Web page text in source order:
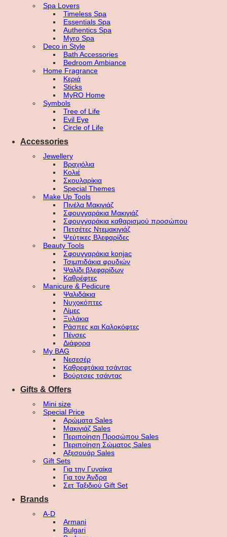
Spa Lovers
Timeless Spa
Essentials Spa
Authentics Spa
Myro Spa
Deco in Style
Bath Accessories
Bedroom Ambiance
Home Fragrance
Κεριά
Sticks
MyRO Home
Symbols
Tree of Life
Evil Eye
Circle of Life
Accessories
Jewellery
Βραχιόλια
Κολιέ
Σκουλαρίκια
Special Themes
Make Up Tools
Πινέλα Μακιγιάζ
Σφουγγαράκια Μακιγιάζ
Σφουγγαράκια καθαρισμού προσώπου
Πετσέτες Ντεμακιγιάζ
Ψεύτικες Βλεφαρίδες
Beauty Tools
Σφουγγαράκια konjac
Τσιμπιδάκια φρυδιών
Ψαλίδι βλεφαρίδων
Καθρέφτες
Manicure & Pedicure
Ψαλιδάκια
Νυχοκόπτες
Λίμες
Ξυλάκια
Ράσπες και Καλοκόφτες
Πένσες
Διάφορα
My BAG
Νεσεσέρ
Καθρεφτάκια τσάντας
Βούρτσες τσάντας
Gifts & Offers
Mini size
Special Price
Αρώματα Sales
Μακιγιάζ Sales
Περιποίηση Προσώπου Sales
Περιποίηση Σώματος Sales
Αξεσουάρ Sales
Gift Sets
Για την Γυναίκα
Για τον Άνδρα
Σετ Ταξιδιού Gift Set
Brands
A-D
Armani
Bulgari